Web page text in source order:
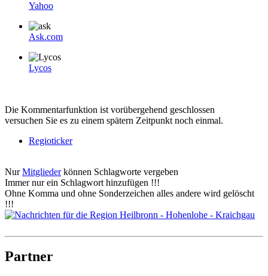
Yahoo
Ask.com
Lycos
Die Kommentarfunktion ist vorübergehend geschlossen
versuchen Sie es zu einem spätern Zeitpunkt noch einmal.
Regioticker
NurMitgliederkönnen Schlagworte vergeben
Immer nur ein Schlagwort hinzufügen !!!
Ohne Komma und ohne Sonderzeichen alles andere wird gelöscht
!!!
Partner